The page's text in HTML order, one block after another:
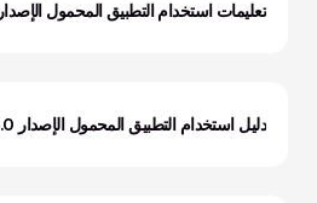
تعليمات استخدام التطبيق المحمول الإصدار 7.0
دليل استخدام التطبيق المحمول الإصدار 6.0